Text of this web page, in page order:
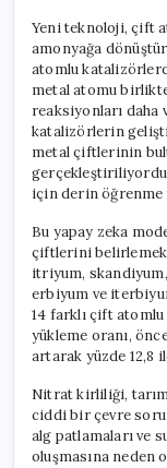
Yeni teknoloji, çift
amonyağa
atomlu
metal atomu
reaksiyonları
katalizörlerin
metal çiftlerinin
için derin öğrenme
Bu yapay zeka
çiftlerini belirlemek
itriyum,
erbiyum ve
14 farklı çift
yükleme oranı,
artarak yüzde 12,8
Nitrat kirliliği,
ciddi bir çevre
alg patlamaları ve
oluşmasına